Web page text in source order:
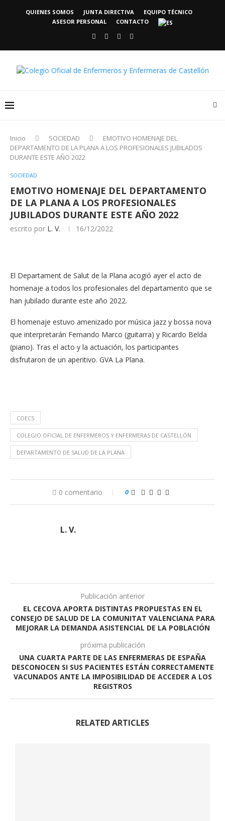
QUIENES SOMOS JUNTA DIRECTIVA
EQUIPO TÉCNICO
ASESOR PERSONAL
CONTACTO
Inicio SOCIEDAD
EMOTIVO HOMENAJE DEL
DEPARTAMENTO DE LA PLANA A LOS PROFESIONALES JUBILADOS
DURANTE ESTE AÑO 2022
SOCIEDAD
EMOTIVO HOMENAJE DEL DEPARTAMENTO
DE LA PLANA A LOS PROFESIONALES
JUBILADOS DURANTE ESTE AÑO 2022
escrito por L. V. 16/12/2022
El Departament de Salut de la Plana acogió ayer el acto de
homenaje a todos los profesionales del departamento que se
han jubilado durante este año 2022.
El homenaje estuvo amenizado por música jazz y bossa nova
que interpretarán Fernando Marco (guitarra) y Ricardo Belda
(piano). Tras el acto y la actuación, los participantes
disfrutaron de un aperitivo. GVA La Plana.
COECS
COLEGIO OFICIAL DE ENFERMEROS Y ENFERMERAS DE CASTELLÓN
DEPARTAMENTO DE SALUD DE LA PLANA
0 comentario 0
L. V.
Publicación anterior
EL CECOVA APORTA DISTINTAS PROPUESTAS EN EL
CONSEJO DE SALUD DE LA COMUNITAT VALENCIANA PARA
MEJORAR LA DEMANDA ASISTENCIAL DE LA POBLACIÓN
próxima publicación
UNA CUARTA PARTE DE LAS ENFERMERAS DE ESPAÑA
DESCONOCEN SI SUS PACIENTES ESTÁN CORRECTAMENTE
VACUNADOS ANTE LA IMPOSIBILIDAD DE ACCEDER A LOS
REGISTROS
RELATED ARTICLES